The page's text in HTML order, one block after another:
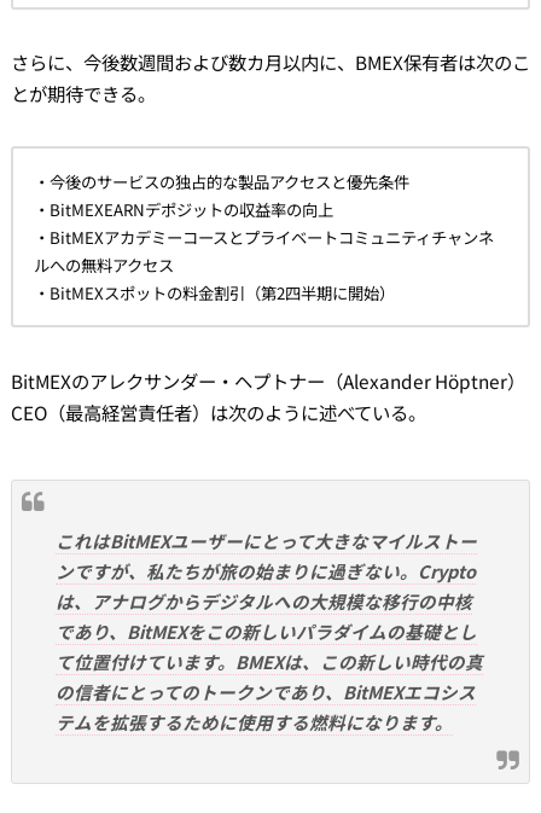
さらに、今後数週間および数カ月以内に、BMEX保有者は次のこ
とが期待できる。
・今後のサービスの独占的な製品アクセスと優先条件
・BitMEXEARNデポジットの収益率の向上
・BitMEXアカデミーコースとプライベートコミュニティチャンネ
ルへの無料アクセス
・BitMEXスポットの料金割引（第2四半期に開始）
BitMEXのアレクサンダー・ヘプトナー（Alexander Höptner）
CEO（最高経営責任者）は次のように述べている。
これはBitMEXユーザーにとって大きなマイルストー
ンですが、私たちが旅の始まりに過ぎない。Crypto
は、アナログからデジタルへの大規模な移行の中核
であり、BitMEXをこの新しいパラダイムの基礎とし
て位置付けています。BMEXは、この新しい時代の真
の信者にとってのトークンであり、BitMEXエコシス
テムを拡張するために使用する燃料になります。